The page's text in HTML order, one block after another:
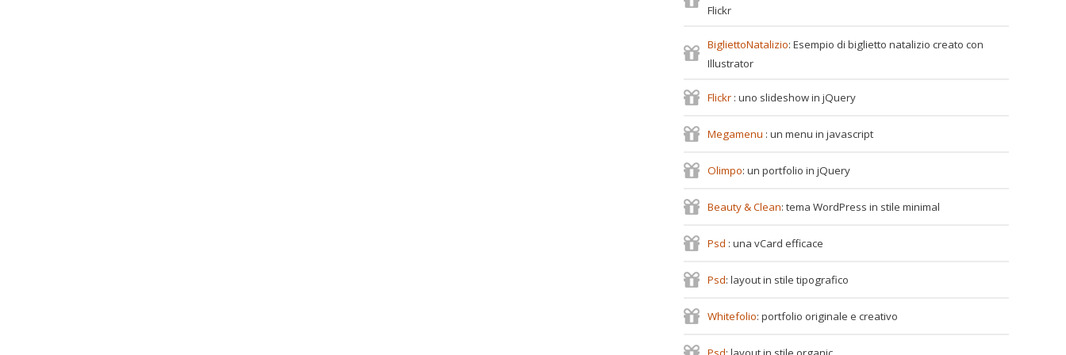
Flickr
BigliettoNatalizio: Esempio di biglietto natalizio creato con
Illustrator
Flickr : uno slideshow in jQuery
Megamenu : un menu in javascript
Olimpo: un portfolio in jQuery
Beauty & Clean: tema WordPress in stile minimal
Psd : una vCard efficace
Psd: layout in stile tipografico
Whitefolio: portfolio originale e creativo